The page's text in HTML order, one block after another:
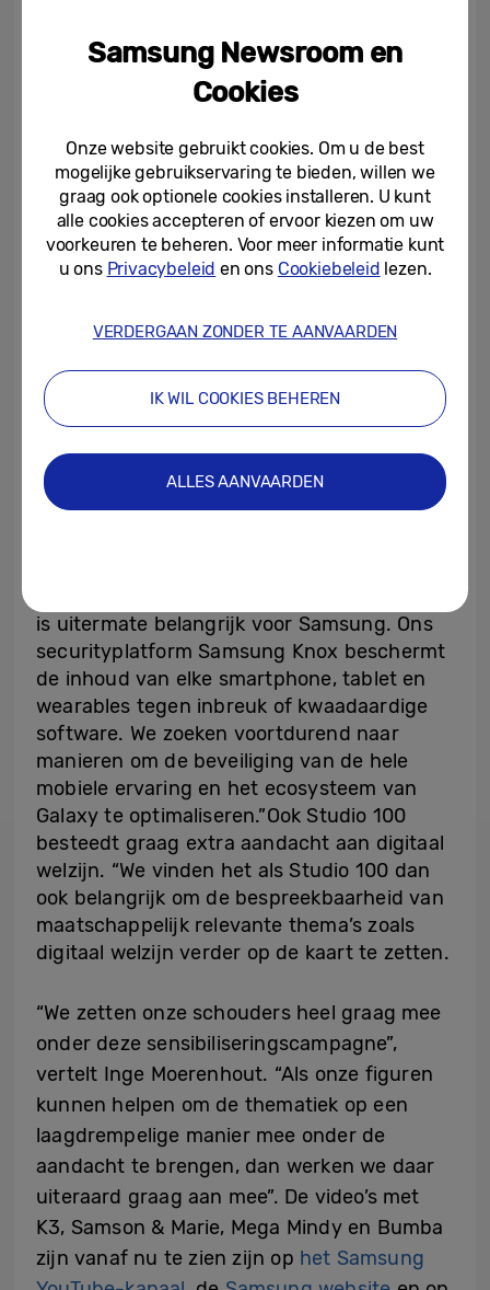
Privacy en veiligheid
Digitaal welzijn is een actueel
maatschappelijk thema: 46% van de ouders
met kinderen tussen 0 en 6 jaar oud maakt
toestellen door hun kinderen, zo blijkt uit
met kinderen tussen de 7 en 12 jaar oud is
dat 56%. Ouders zijn vooral bezorgd dat
hun kinderen ongewenste online inhoud te
zien krijgen (64%), dat ze te veel tijd achter
het scherm doorbrengen (64%) en dat ze
berichten ontvangen van vreemden
is uitermate belangrijk voor Samsung. Ons
securityplatform Samsung Knox beschermt
de inhoud van elke smartphone, tablet en
wearables tegen inbreuk of kwaadaardige
software. We zoeken voortdurend naar
manieren om de beveiliging van de hele
mobiele ervaring en het ecosysteem van
Galaxy te optimaliseren.”Ook Studio 100
besteedt graag extra aandacht aan digitaal
welzijn. “We vinden het als Studio 100 dan
ook belangrijk om de bespreekbaarheid van
maatschappelijk relevante thema’s zoals
digitaal welzijn verder op de kaart te zetten.
“We zetten onze schouders heel graag mee
onder deze sensibiliseringscampagne”,
vertelt Inge Moerenhout. “Als onze figuren
kunnen helpen om de thematiek op een
laagdrempelige manier mee onder de
aandacht te brengen, dan werken we daar
uiteraard graag aan mee”. De video’s met
K3, Samson & Marie, Mega Mindy en Bumba
zijn vanaf nu te zien zijn op het Samsung
Samsung Newsroom en
Cookies
Onze website gebruikt cookies. Om u de best
mogelijke gebruikservaring te bieden, willen we
graag ook optionele cookies installeren. U kunt
alle cookies accepteren of ervoor kiezen om uw
voorkeuren te beheren. Voor meer informatie kunt
u ons Privacybeleid en ons Cookiebeleid lezen.
VERDERGAAN ZONDER TE AANVAARDEN
IK WIL COOKIES BEHEREN
ALLES AANVAARDEN